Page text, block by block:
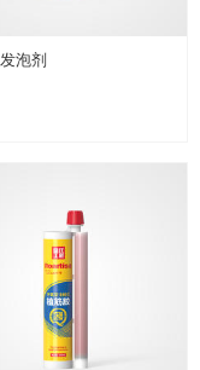
泡剂